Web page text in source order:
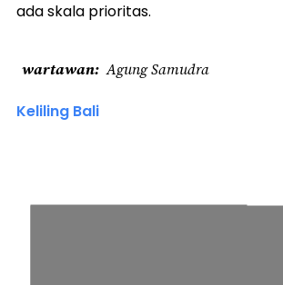
ada skala prioritas.
wartawan Agung Samudra
Keliling Bali